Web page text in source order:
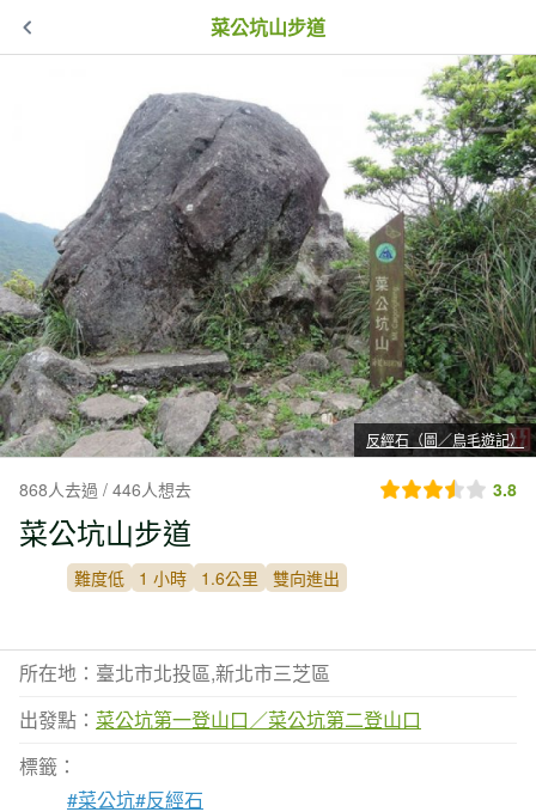
菜公坑山步道
反經石（圖／鳥毛遊記）
868人去過 / 446人想去 3.8
菜公坑山步道
難度低 1 小時 1.6公里 雙向進出
所在地：臺北市北投區,新北市三芝區
出發點： 菜公坑第一登山口／菜公坑第二登山口
標籤：
#菜公坑#反經石